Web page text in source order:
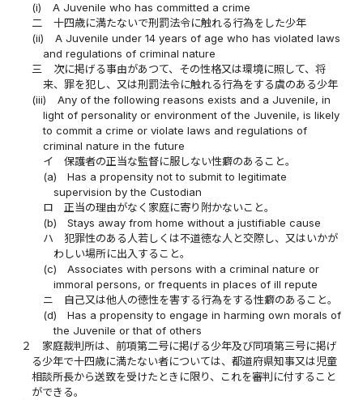
(i)
A Juvenile who has committed a crime
二
十四歳に満たないで刑罰法令に触れる行為をした少年
(ii)
A Juvenile under 14 years of age who has violated laws
and regulations of criminal nature
三
次に掲げる事由があつて、その性格又は環境に照して、将
来、罪を犯し、又は刑罰法令に触れる行為をする虞のある少年
(iii)
Any of the following reasons exists and a Juvenile, in
light of personality or environment of the Juvenile, is likely
to commit a crime or violate laws and regulations of
criminal nature in the future
イ
保護者の正当な監督に服しない性癖のあること。
(a)
Has a propensity not to submit to legitimate
supervision by the Custodian
ロ
正当の理由がなく家庭に寄り附かないこと。
(b)
Stays away from home without a justifiable cause
ハ
犯罪性のある人若しくは不道徳な人と交際し、又はいかが
わしい場所に出入すること。
(c)
Associates with persons with a criminal nature or
immoral persons, or frequents in places of ill repute
ニ
自己又は他人の徳性を害する行為をする性癖のあること。
(d)
Has a propensity to engage in harming own morals of
the Juvenile or that of others
２
家庭裁判所は、前項第二号に掲げる少年及び同項第三号に掲げ
る少年で十四歳に満たない者については、都道府県知事又は児童
相談所長から送致を受けたときに限り、これを審判に付すること
ができる。